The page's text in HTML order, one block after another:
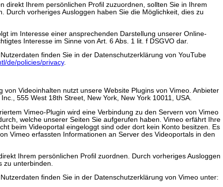
direkt Ihrem persönlichen Profil zuzuordnen, sollten Sie in Ihrem
Durch vorheriges Ausloggen haben Sie die Möglichkeit, dies zu
im Interesse einer ansprechenden Darstellung unserer Online-
Interesse im Sinne von Art. 6 Abs. 1 lit. f DSGVO dar.
finden Sie in der Datenschutzerklärung von YouTube
de/policies/privacy.
von Videoinhalten nutzt unsere Website Plugins von Vimeo. Anbieter
555 West 18th Street, New York, New York 10011, USA.
Vimeo-Plugin wird eine Verbindung zu den Servern von Vimeo
welche unserer Seiten Sie aufgerufen haben. Vimeo erfährt Ihre
beim Videoportal eingeloggt sind oder dort kein Konto besitzen. Es
Vimeo erfassten Informationen an Server des Videoportals in den
Ihrem persönlichen Profil zuordnen. Durch vorheriges Ausloggen
zu unterbinden.
finden Sie in der Datenschutzerklärung von Vimeo unter: